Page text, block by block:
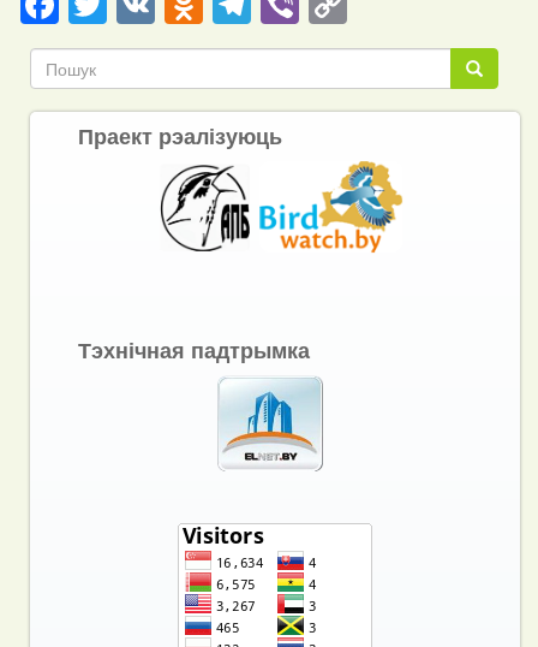
Link Пошук
Пошук
Праект рэалізуюць
Тэхнічная падтрымка